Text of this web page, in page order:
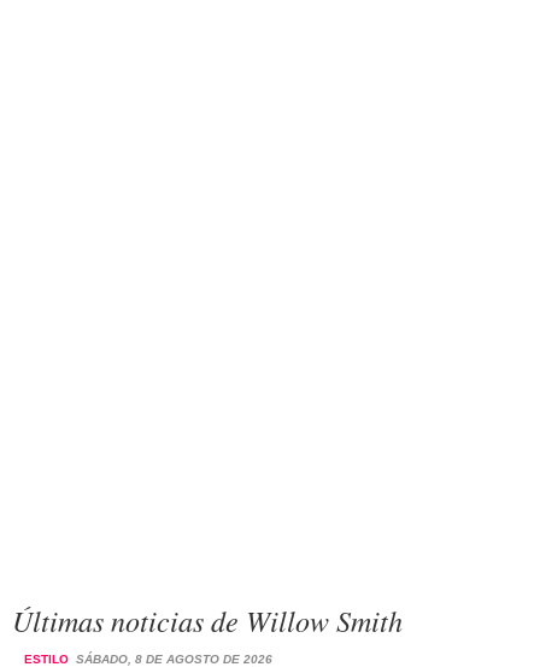
Últimas noticias de Willow Smith
ESTILO SÁBADO, 8 DE AGOSTO DE 2026